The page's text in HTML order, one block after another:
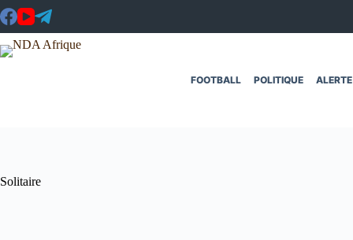
Passer
au
contenu
FOOTBALL POLITIQUE ALERTE
Solitaire